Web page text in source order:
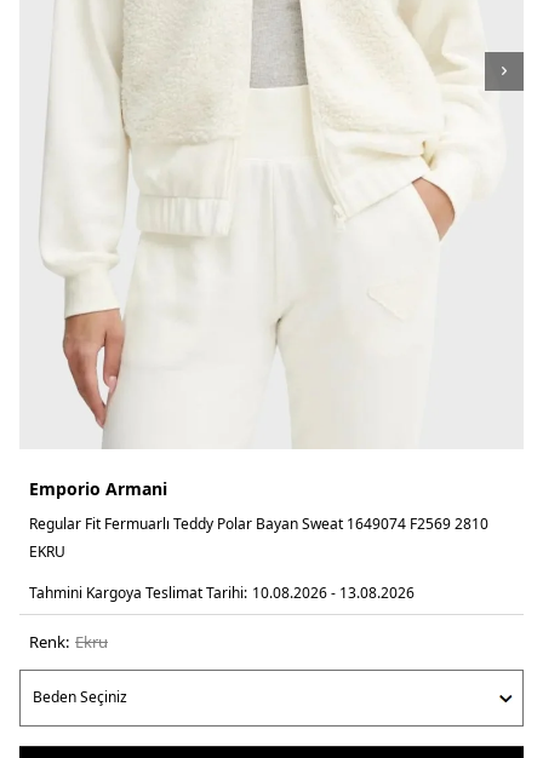
Emporio Armani
Regular Fit Fermuarlı Teddy Polar Bayan Sweat 1649074 F2569 2810
EKRU
Tahmini Kargoya Teslimat Tarihi: 10.08.2026 - 13.08.2026
Renk: ekru